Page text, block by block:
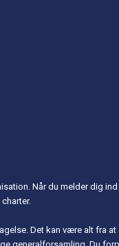
Når du melder dig
Det kan være alt fra